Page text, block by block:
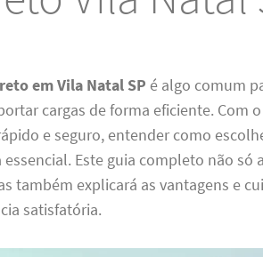
em Vila Natal SP é algo comum
cargas de forma eficiente. Com
e seguro, entender como
Este guia completo não só
também explicará as vantagens e
satisfatória.